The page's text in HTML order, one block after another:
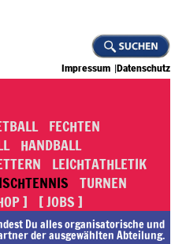
Impressum Datenschutz
FECHTEN
HANDBALL
LEICHTATHLETIK
TURNEN
] [ JOBS ]
Du alles or­ga­ni­sa­to­rische und
der ausgewählten Abteilung.